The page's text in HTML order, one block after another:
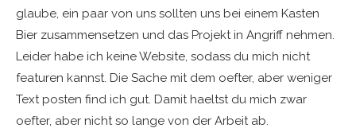
glaube, ein paar von uns sollten uns bei einem Kasten
Bier zusammensetzen und das Projekt in Angriff nehmen.
Leider habe ich keine Website, sodass du mich nicht
featuren kannst. Die Sache mit dem oefter, aber weniger
Text posten find ich gut. Damit haeltst du mich zwar
oefter, aber nicht so lange von der Arbeit ab.